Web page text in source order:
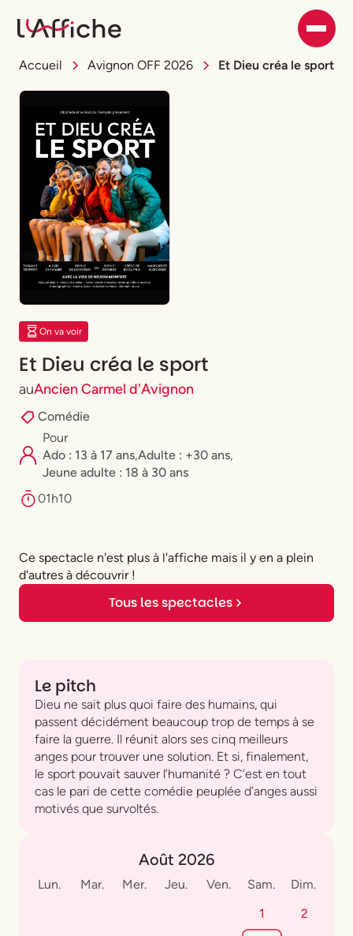
Accueil Avignon OFF 2026 Et Dieu créa le sport
On va voir
Et Dieu créa le sport
auAncien Carmel d'Avignon
Comédie
Pour
Ado : 13 à 17 ans,Adulte : +30 ans,
⁠Jeune adulte : 18 à 30 ans
01h10
Ce spectacle n'est plus à l'affiche mais il y en a plein
d'autres à découvrir !
Tous les spectacles
Le pitch
Dieu ne sait plus quoi faire des humains, qui
passent décidément beaucoup trop de temps à se
faire la guerre. Il réunit alors ses cinq meilleurs
anges pour trouver une solution. Et si, finalement,
le sport pouvait sauver l’humanité ? C’est en tout
cas le pari de cette comédie peuplée d’anges aussi
motivés que survoltés.
Août 2026
Lun. Mar. Mer. Jeu. Ven. Sam.
Dim.
1
2